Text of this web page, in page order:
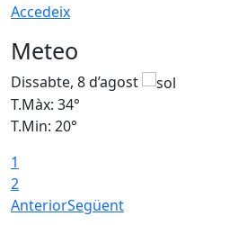
Accedeix
Meteo
Dissabte, 8 d’agost
T.Màx: 34°
T.Min: 20°
1
2
AnteriorSegüent